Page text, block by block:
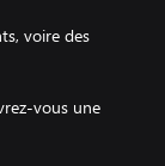
voire des
vous une